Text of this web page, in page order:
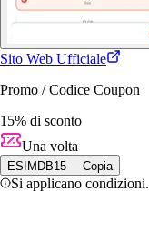
Sito Web Ufficiale
Promo / Codice Coupon
15% di sconto
Una volta
ESIMDB15 Copia
Si applicano condizioni.